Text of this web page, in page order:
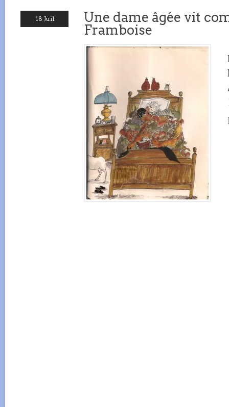
18 Juil
Une dame âgée vit
Framboise